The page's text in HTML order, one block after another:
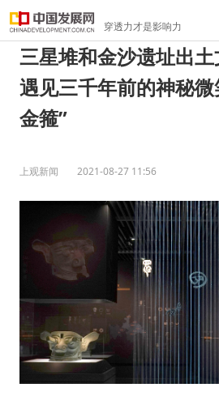
穿透力才是影响力
三星堆和金沙遗址出土
遇见三千年前的神秘
金箍”
上观新闻 2021-08-27 11:56